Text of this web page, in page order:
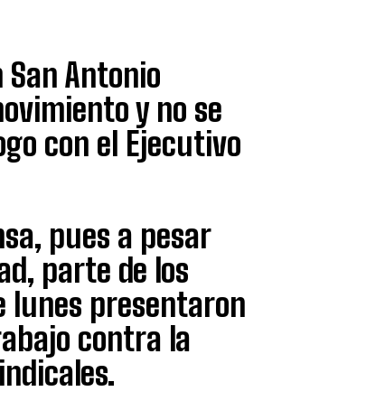
Antonio
y no se
con el Ejecutivo
pues a pesar
parte de los
lunes presentaron
contra la